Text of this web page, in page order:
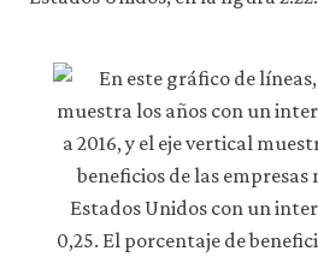
cookies
utilizamos,
consulta
nuestra
privacidad